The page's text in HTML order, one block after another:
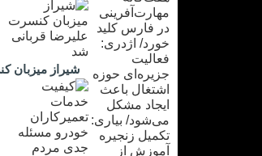
شیراز میزبان